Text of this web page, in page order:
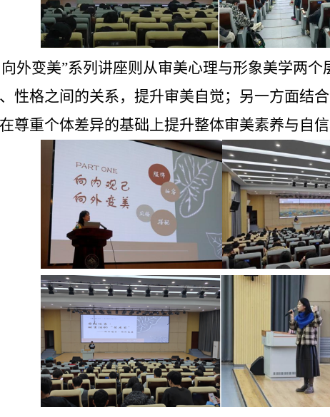
向外变美”系列讲座则从审美心理与形象美学两
性格之间的关系，提升审美自觉；另一方面结
尊重个体差异的基础上提升整体审美素养与自信